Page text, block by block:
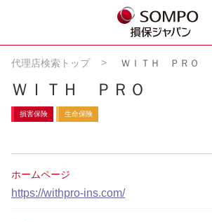
代理店検索トップ ＷＩＴＨ ＰＲＯ
ＷＩＴＨ ＰＲＯ
損害保険 生命保険
ホームページ
https://withpro-ins.com/